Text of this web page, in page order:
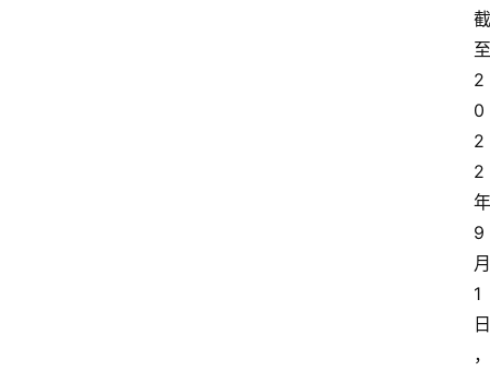
截
至
2
0
2
2
年
9
月
1
日
，